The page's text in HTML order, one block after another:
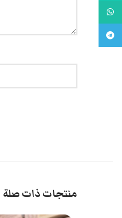
منتجات ذات صلة
تليجرام